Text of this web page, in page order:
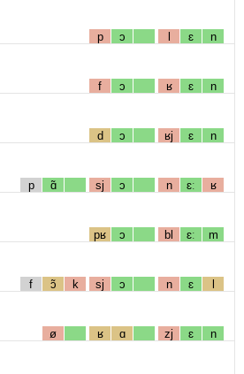
p ɔ l ɛ n
f ɔ ʁ ɛ n
d ɔ ʁj ɛ n
p ɑ̃ sj ɔ n ɛː ʁ
pʁ ɔ bl ɛː m
f ɔ̃ k sj ɔ n ɛ l
ø ʁ ɑ zj ɛ n